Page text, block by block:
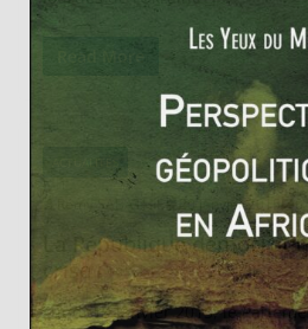
Read More
Rémy SABATHIE 20 janvier 2015
La République
crise
Lundi 19 janvier 2015, le